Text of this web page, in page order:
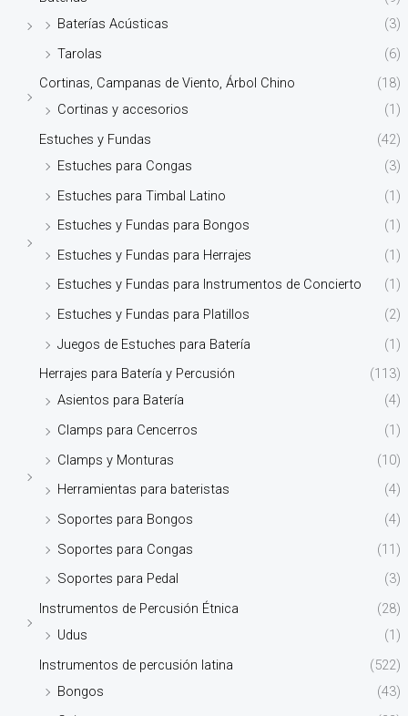
Baterías Acústicas
(3)
Tarolas
(6)
Cortinas, Campanas de Viento, Árbol Chino
(18)
Cortinas y accesorios
(1)
Estuches y Fundas
(42)
Estuches para Congas
(3)
Estuches para Timbal Latino
(1)
Estuches y Fundas para Bongos
(1)
Estuches y Fundas para Herrajes
(1)
Estuches y Fundas para Instrumentos de Concierto
(1)
Estuches y Fundas para Platillos
(2)
Juegos de Estuches para Batería
(1)
Herrajes para Batería y Percusión
(113)
Asientos para Batería
(4)
Clamps para Cencerros
(1)
Clamps y Monturas
(10)
Herramientas para bateristas
(4)
Soportes para Bongos
(4)
Soportes para Congas
(11)
Soportes para Pedal
(3)
Instrumentos de Percusión Étnica
(28)
Udus
(1)
Instrumentos de percusión latina
(522)
Bongos
(43)